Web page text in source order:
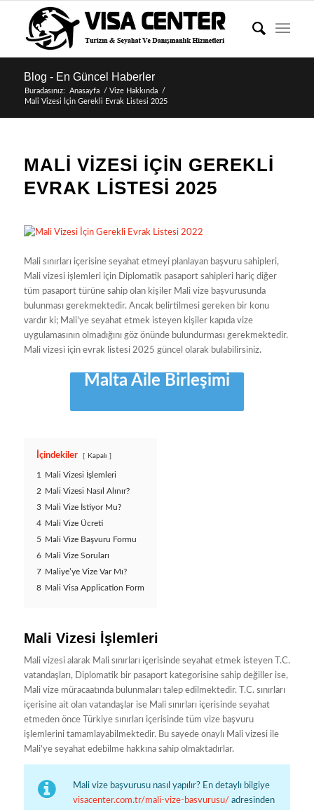
Blog - En Güncel Haberler
Buradasınız: Anasayfa / Vize Hakkında
/
Mali Vizesi İçin Gerekli Evrak Listesi 2025
MALI VIZESI İÇIN GEREKLI
EVRAK LISTESI 2025
Mali sınırları içerisine seyahat etmeyi planlayan başvuru sahipleri,
Mali vizesi işlemleri için Diplomatik pasaport sahipleri hariç diğer
tüm pasaport türüne sahip olan kişiler Mali vize başvurusunda
bulunması gerekmektedir. Ancak belirtilmesi gereken bir konu
vardır ki; Mali’ye seyahat etmek isteyen kişiler kapıda vize
uygulamasının olmadığını göz önünde bulundurması gerekmektedir.
Mali vizesi için evrak listesi 2025 güncel olarak bulabilirsiniz.
Malta Aile Birleşimi
İçindekiler Kapalı
1 Mali Vizesi İşlemleri
2 Mali Vizesi Nasıl Alınır?
3 Mali Vize İstiyor Mu?
4 Mali Vize Ücreti
5 Mali Vize Başvuru Formu
6 Mali Vize Soruları
7 Maliye’ye Vize Var Mı?
8 Mali Visa Application Form
Mali Vizesi İşlemleri
Mali vizesi alarak Mali sınırları içerisinde seyahat etmek isteyen T.C.
vatandaşları, Diplomatik bir pasaport kategorisine sahip değiller ise,
Mali vize müracaatında bulunmaları talep edilmektedir. T.C. sınırları
içerisine ait olan vatandaşlar ise Mali sınırları içerisinde seyahat
etmeden önce Türkiye sınırları içerisinde tüm vize başvuru
işlemlerini tamamlayabilmektedir. Bu sayede onaylı Mali vizesi ile
Mali’ye seyahat edebilme hakkına sahip olmaktadırlar.
Mali vize başvurusu nasıl yapılır? En detaylı bilgiye
visacenter.com.tr/mali-vize-basvurusu/ adresinden